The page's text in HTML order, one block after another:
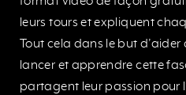
leurs tours et expliquent
Tout cela dans le but
lancer et apprendre cette
partagent leur passion pour